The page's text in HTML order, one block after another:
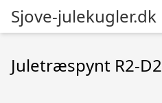
Sjove-julekugler.dk
Juletræspynt R2-D2